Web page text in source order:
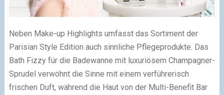
Neben Make-up Highlights umfasst das Sortiment der
Parisian Style Edition auch sinnliche Pflegeprodukte. Das
Bath Fizzy für die Badewanne mit luxuriösem Champagner-
Sprudel verwöhnt die Sinne mit einem verführerisch
frischen Duft, während die Haut von der Multi-Benefit Bar